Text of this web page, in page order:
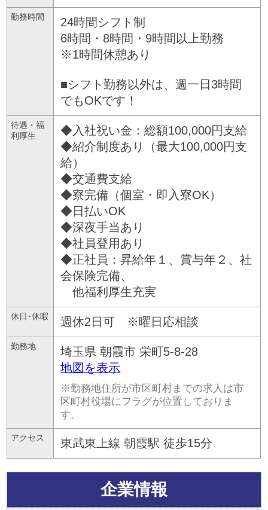
勤務時間
24時間シフト制
6時間・8時間・9時間以上勤務
※1時間休憩あり
■シフト勤務以外は、週一日3時間
でもOKです！
待遇・福
利厚生
◆入社祝い金：総額100,000円支給
◆紹介制度あり（最大100,000円支
給）
◆交通費支給
◆寮完備（個室・即入寮OK）
◆日払いOK
◆深夜手当あり
◆社員登用あり
◆正社員：昇給年１、賞与年２、社
会保険完備、
他福利厚生充実
休日･休暇 週休2日可 ※曜日応相談
勤務地 埼玉県 朝霞市 栄町5-8-28
地図を表示
※勤務地住所が市区町村までの求人は市
区町村役場にフラグが位置しておりま
す。
アクセス 東武東上線 朝霞駅 徒歩15分
企業情報